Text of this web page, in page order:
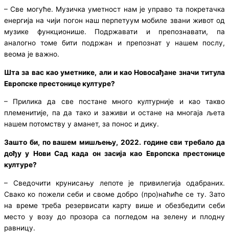
– Све могуће. Музичка уметност нам је управо та покретачка
енергија на чији погон наш перпетуум мобиле звани живот од
музике функционише. Подржавати и препознавати, па
аналогно томе бити подржан и препознат у нашем послу,
веома је важно.
Шта за вас као уметнике, али и као Новосађане значи титула
Европске престонице културе?
– Прилика да све постане много културније и као такво
племенитије, па да тако и заживи и остане на многаја љета
нашем потомству у аманет, за понос и дику.
Зашто би, по вашем мишљењу, 2022. године сви требало да
дођу у Нови Сад када он засија као Европска престонице
културе?
– Сведочити крунисању лепоте је привилегија одабраних.
Свако ко пожели себи и своме добро (про)наћиће се ту. Зато
на време треба резервисати карту више и обезбедити себи
место у возу до прозора са погледом на зелену и плодну
равницу.